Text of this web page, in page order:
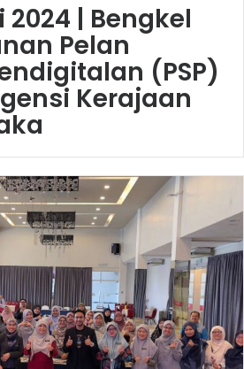
| Bengkel
Pelan
(PSP)
Kerajaan